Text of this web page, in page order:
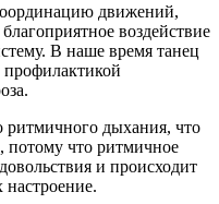
движений,
воздействие
В наше время танец
профилактикой
ритмичного дыхания, что
потому что ритмичное
и происходит